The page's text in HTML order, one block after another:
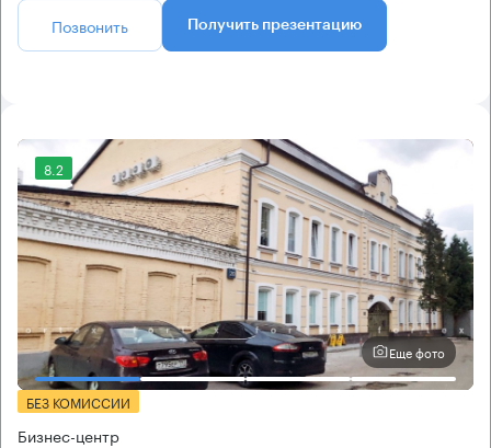
Позвонить Получить презентацию
8.2
Еще фото
БЕЗ КОМИССИИ
Бизнес-центр